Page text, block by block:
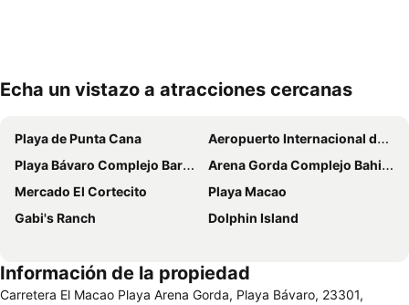
Echa un vistazo a atracciones cercanas
Playa de Punta Cana
Aeropuerto Internacional de Punta Cana
Playa Bávaro Complejo Barceló Bávaro
Arena Gorda Complejo Bahia Principe Bavaro
Mercado El Cortecito
Playa Macao
Gabi's Ranch
Dolphin Island
Información de la propiedad
Carretera El Macao Playa Arena Gorda, Playa Bávaro, 23301,